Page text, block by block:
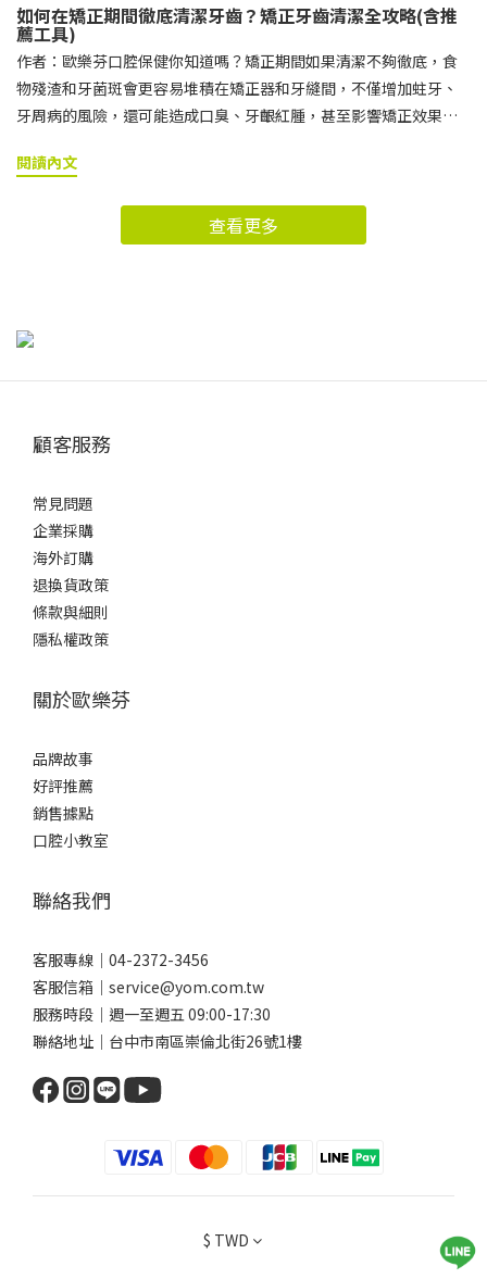
如何在矯正期間徹底清潔牙齒？矯正牙齒清潔全攻略(含推
薦工具)
作者：歐樂芬口腔保健你知道嗎？矯正期間如果清潔不夠徹底，食
物殘渣和牙菌斑會更容易堆積在矯正器和牙縫間，不僅增加蛀牙、
牙周病的風險，還可能造成口臭、牙齦紅腫，甚至影響矯正效果。
矯正牙齒清潔。 接下來小編就要帶你了解，為什麼矯正期間的牙齒
矯正牙齒清潔工具，讓牙套周圍與牙縫都能清潔到位。矯正牙齒清
潔快速導讀區矯正牙齒清潔的基本守則矯正牙齒清潔工具推薦與使
牙齒上多了矯正器與鋼絲，更容易藏匿食物殘渣與牙菌斑。除了每
但若吃了柑橘、醋類、碳酸飲料等酸性食物，牙齒琺瑯質可能會暫
物是否偏酸，參考醫師建議，可先用清水漱口，等待約30分鐘後再
暫時減少食物殘留，再找機會仔細清潔，降低蛀牙與牙周問題的風
險。正確刷牙方式矯正器讓清潔更具挑戰，但只要掌握方法就能有
效維持口腔健康哦：選擇工具：建議使用小刷頭、軟毛牙刷，或專
為矯正設計的V字型牙刷，方便深入牙套周圍。刷牙角度：牙刷與牙
齦呈45度角，輕柔以小範圍畫圓方式刷牙。特別要注意牙套上下
方、牙縫與咬合面。清潔步驟：先刷上排外側，再刷下排外側。接
角。時間掌握：每次刷牙應至少3分鐘，耐心地慢慢清潔每顆牙齒。
貼心提醒：可搭配矯正專用牙間刷或牙線穿引器，協助清潔矯正器
工具推薦與使用方式以下工具都是牙齒矯正期間常見、實用又值得
推薦的清潔利器。 你可以依照自己的矯正階段與口腔狀況選擇搭配
使用，達到更全面的清潔效果唷。1. 沖牙機（口腔沖洗器）利用高
壓水流沖洗牙縫、牙齦溝與矯正器周圍，能有效帶走大部分食物殘
或牙線。使用方式建議：調整水柱強度為中低模式，避免強力沖擊
流能「從下往上／從旁邊往中間」滲入殘渣縫隙。每天最後一個清
潔階段使用，幫助沖走刷牙／牙線之後還未被帶走的微粒。2. 矯正
專用牙刷（V字型/分段刷毛設計）因為矯正器會突出佔據牙面，普
通牙刷的刷毛難以完全接觸到矯正器下方及牙縫。專為矯正設計的
的輪廓。使用方式建議：斜角（45°）刷毛對齒頸與牙面，確保能刷
後來回約10～15下，慢慢刷，不急。 刷完外側、內側與咬合面後，
記得用刷頭尖端清刷矯正器邊緣。3. 牙間刷與單束毛牙刷矯正器周
圍常有刷不到的縫隙，牙間刷與單束毛刷在這部分特別實用。牙間
刷：刷頭較小、刷毛呈圓/圓柱狀，適合清潔矯正器與牙齒間較大的
縫隙。使用時將牙間刷輕插入縫隙，前後來回滑動清潔。單束毛牙
閱讀內文
查看更多
顧客服務
常見問題
企業採購
海外訂購
退換貨政策
條款與細則
隱私權政策
關於歐樂芬
品牌故事
好評推薦
銷售據點
口腔小教室
聯絡我們
客服專線｜04-2372-3456
客服信箱｜service@yom.com.tw
服務時段｜週一至週五 09:00-17:30
聯絡地址｜台中市南區崇倫北街26號1樓
$ TWD